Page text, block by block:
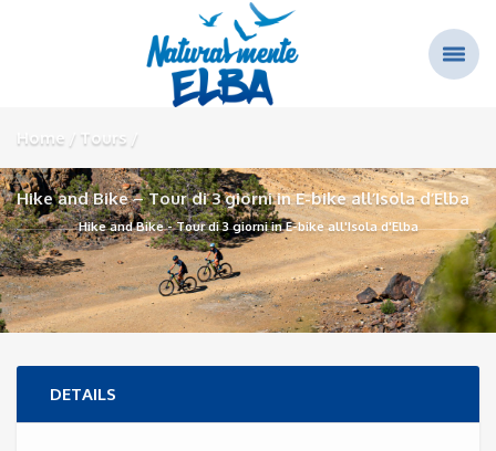
Home Tours
Hike and Bike – Tour di 3 giorni in E-bike all’Isola d’Elba
Hike and Bike - Tour di 3 giorni in E-bike all'Isola d'Elba
DETAILS